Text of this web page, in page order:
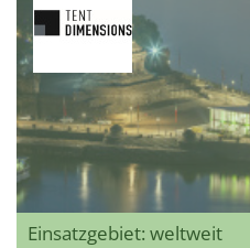
Einsatzgebiet: weltweit